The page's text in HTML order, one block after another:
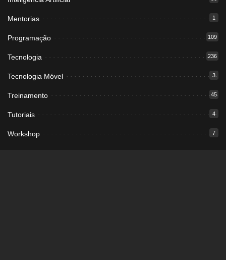
Mentorias 1
Programação 109
Tecnologia 236
Tecnologia Móvel 3
Treinamento 45
Tutoriais 4
Workshop 7